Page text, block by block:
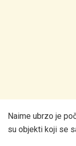
Naime ubrzo je
su objekti koji se